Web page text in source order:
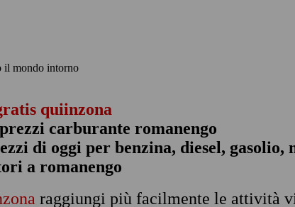
il mondo intorno
quiinzona
carburante romanengo
di oggi per benzina, diesel, gasolio,
a romanengo
raggiungi più facilmente le attività